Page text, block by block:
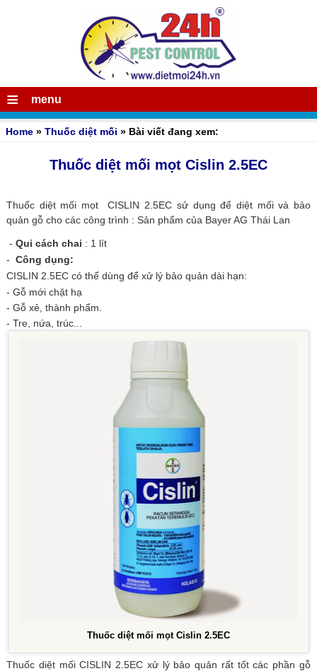
≡ menu
Home » Thuốc diệt mối » Bài viết đang xem:
Thuốc diệt mối mọt Cislin 2.5EC
Thuốc diệt mối mọt CISLIN 2.5EC sử dụng để diệt mối và bảo
quản gỗ cho các công trình : Sản phẩm của Bayer AG Thái Lan
- Qui cách chai : 1 lít
- Công dụng:
CISLIN 2.5EC có thể dùng để xử lý bảo quản dài hạn:
- Gỗ mới chặt hạ
- Gỗ xẻ, thành phẩm.
- Tre, nứa, trúc...
Thuốc diệt mối mọt Cislin 2.5EC
Thuốc diệt mối CISLIN 2.5EC xử lý bảo quản rất tốt các phần gỗ